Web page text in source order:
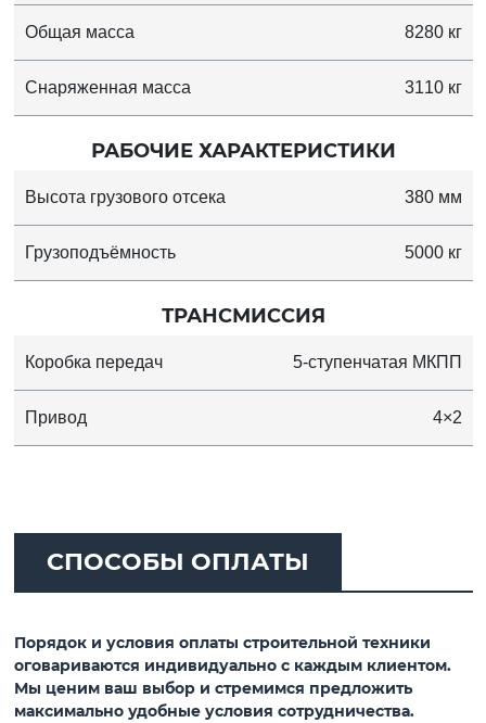
Общая масса 8280 кг
Снаряженная масса 3110 кг
РАБОЧИЕ ХАРАКТЕРИСТИКИ
Высота грузового отсека 380 мм
Грузоподъёмность 5000 кг
ТРАНСМИССИЯ
Коробка передач 5-ступенчатая МКПП
Привод 4×2
СПОСОБЫ ОПЛАТЫ
Порядок и условия оплаты строительной техники
оговариваются индивидуально с каждым клиентом.
Мы ценим ваш выбор и стремимся предложить
максимально удобные условия сотрудничества.